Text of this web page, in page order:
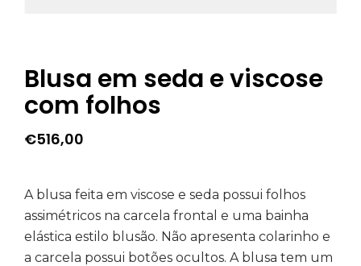
Blusa em seda e viscose
com folhos
€516,00
A blusa feita em viscose e seda possui folhos
assimétricos na carcela frontal e uma bainha
elástica estilo blusão. Não apresenta colarinho e
a carcela possui botões ocultos. A blusa tem um